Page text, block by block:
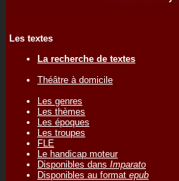
Les textes
La recherche de textes
Théâtre à domicile
Les genres
Les thèmes
Les époques
Les troupes
FLE
Le handicap moteur
Disponibles dans Imparato
Disponibles au format epub